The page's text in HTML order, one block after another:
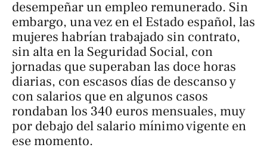
desempeñar un empleo remunerado. Sin
embargo, una vez en el Estado español, las
mujeres habrían trabajado sin contrato,
sin alta en la Seguridad Social, con
jornadas que superaban las doce horas
diarias, con escasos días de descanso y
con salarios que en algunos casos
rondaban los 340 euros mensuales, muy
por debajo del salario mínimo vigente en
ese momento.